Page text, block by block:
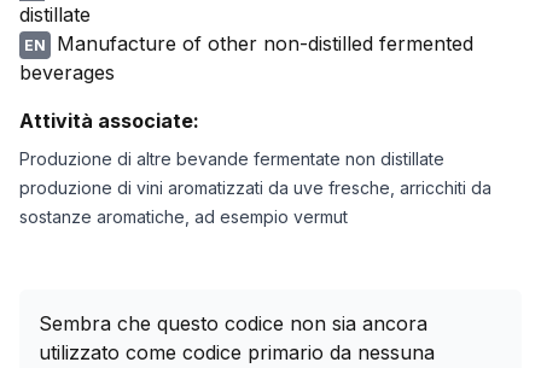
distillate
EN
Manufacture of other non-distilled fermented
beverages
Attività associate:
Produzione di altre bevande fermentate non distillate
produzione di vini aromatizzati da uve fresche, arricchiti da
sostanze aromatiche, ad esempio vermut
Sembra che questo codice non sia ancora
utilizzato come codice primario da nessuna